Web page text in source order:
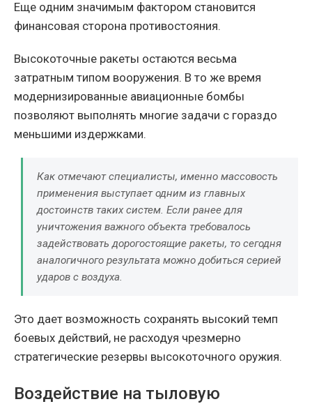
Еще одним значимым фактором становится
финансовая сторона противостояния.
Высокоточные ракеты остаются весьма
затратным типом вооружения. В то же время
модернизированные авиационные бомбы
позволяют выполнять многие задачи с гораздо
меньшими издержками.
Как отмечают специалисты, именно массовость
применения выступает одним из главных
достоинств таких систем. Если ранее для
уничтожения важного объекта требовалось
задействовать дорогостоящие ракеты, то сегодня
аналогичного результата можно добиться серией
ударов с воздуха.
Это дает возможность сохранять высокий темп
боевых действий, не расходуя чрезмерно
стратегические резервы высокоточного оружия.
Воздействие на тыловую